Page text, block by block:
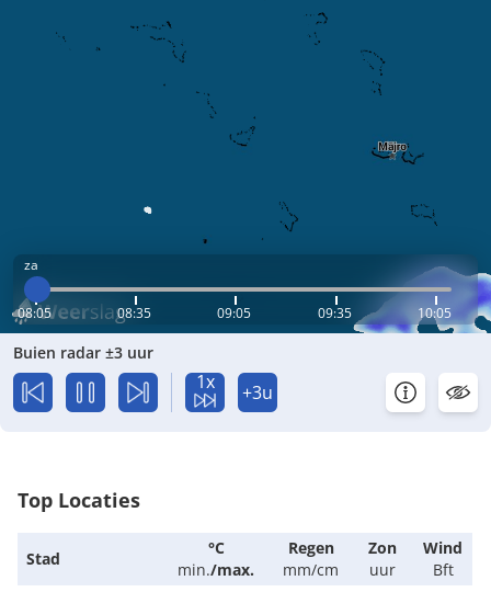
za
08:05 08:35 09:05 09:35 10:05
Buien radar ±3 uur
1x +3u
Top Locaties
Stad
°C
min./max.
Regen
mm/cm
Zon
uur
Wind
Bft